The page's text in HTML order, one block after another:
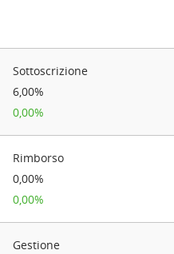
Sottoscrizione
6,00%
0,00%
Rimborso
0,00%
0,00%
Gestione